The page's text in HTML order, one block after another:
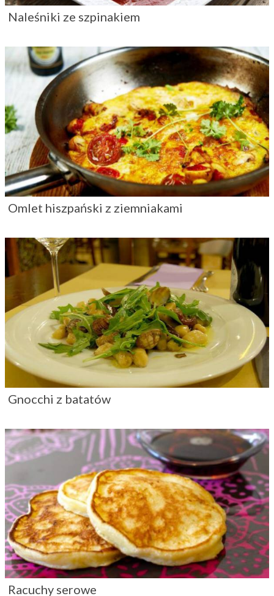
Naleśniki ze szpinakiem
Omlet hiszpański z ziemniakami
Gnocchi z batatów
Racuchy serowe